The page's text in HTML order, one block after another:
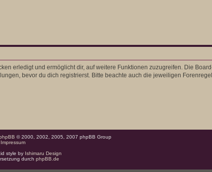
erledigt und ermöglicht dir, auf weitere Funktionen zuzugreifen. Die
bevor du dich registrierst. Bitte beachte auch die jeweiligen
© 2000, 2002, 2005, 2007 phpBB Group
Impressum
style by Ishimaru Design
durch phpBB.de